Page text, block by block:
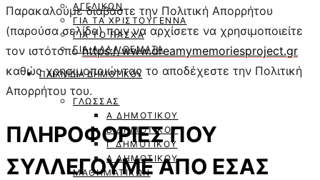
ΑΓΓΛΙΚΏΝ
ΓΙΑ ΤΑ ΧΡΙΣΤΟΎΓΕΝΝΑ
ΓΙΑ ΤΟ ΠΆΣΧΑ
ΓΙΑ ΆΛΛΑ ΘΈΜΑΤΑ
ΠΑΙΧΝΊΔΙΑ ΔΗΜΟΤΙΚΟΎ
ΓΛΏΣΣΑΣ
Α ΔΗΜΟΤΙΚΟΎ
Β ΔΗΜΟΤΙΚΟΎ
Γ ΔΗΜΟΤΙΚΟΎ
Δ ΔΗΜΟΤΙΚΟΎ
ΜΑΘΗΜΑΤΙΚΏΝ
Παρακαλούμε διαβάστε την Πολιτική Απορρήτου
(παρούσα σελίδα) πριν να αρχίσετε να χρησιμοποιείτε
τον ιστότοποhttps://www.dreamymemoriesproject.gr
καθώς χρησιμοποιώντας το αποδέχεστε την Πολιτική
Απορρήτου του.
ΠΛΗΡΟΦΟΡΙΕΣ ΠΟΥ
ΣΥΛΛΕΓΟΥΜΕ ΑΠΟ ΕΣΑΣ